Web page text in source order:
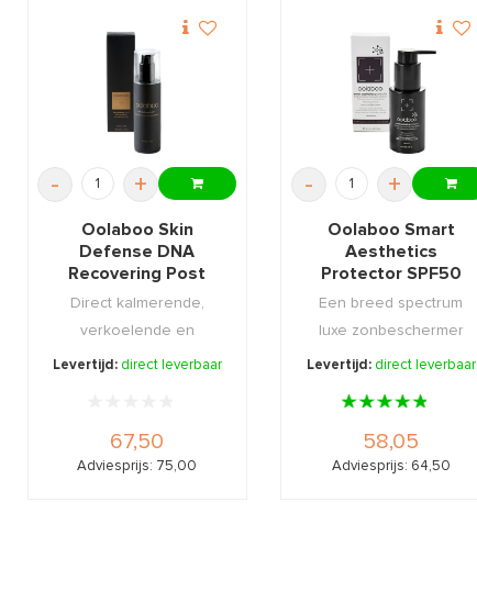
- +
Oolaboo Skin
Defense DNA
Recovering Post
Exposure Balm
Direct kalmerende,
verkoelende en
verfrissende balm voor
Levertijd: direct leverbaar
67,50
Adviesprijs: 75,00
- +
Oolaboo Smart
Aesthetics
Protector SPF50
50ml
Een breed spectrum
luxe zonbeschermer
voor bescherming
Levertijd: direct leverbaar
58,05
Adviesprijs: 64,50